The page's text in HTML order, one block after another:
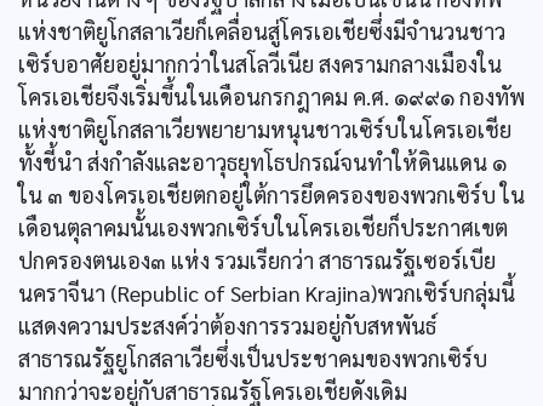
แห่งชาติยูโกสลาเวียก็เคลื่อนสู่โครเอเชียซึ่งมีจำนวนชาว
เซิร์บอาศัยอยู่มากกว่าในสโลวีเนีย สงครามกลางเมืองใน
โครเอเชียจึงเริ่มขึ้นในเดือนกรกฎาคม ค.ศ. ๑๙๙๑ กองทัพ
แห่งชาติยูโกสลาเวียพยายามหนุนชาวเซิร์บในโครเอเชีย
ทั้งชี้นำ ส่งกำลังและอาวุธยุทโธปกรณ์จนทำให้ดินแดน ๑
ใน ๓ ของโครเอเชียตกอยู่ใต้การยึดครองของพวกเซิร์บ ใน
เดือนตุลาคมนั้นเองพวกเซิร์บในโครเอเชียก็ประกาศเขต
ปกครองตนเอง๓ แห่ง รวมเรียกว่า สาธารณรัฐเซอร์เบีย
นคราจีนา (Republic of Serbian Krajina)พวกเซิร์บกลุ่มนี้
แสดงความประสงค์ว่าต้องการรวมอยู่กับสหพันธ์
สาธารณรัฐยูโกสลาเวียซึ่งเป็นประชาคมของพวกเซิร์บ
มากกว่าจะอยู่กับสาธารณรัฐโครเอเชียดังเดิม